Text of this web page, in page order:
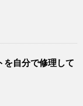
自分で修理して